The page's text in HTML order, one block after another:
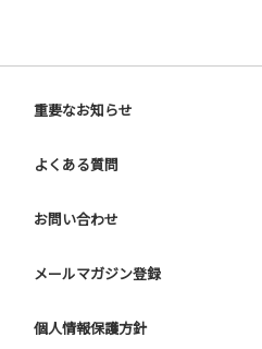
重要なお知らせ
よくある質問
お問い合わせ
メールマガジン登録
個人情報保護方針